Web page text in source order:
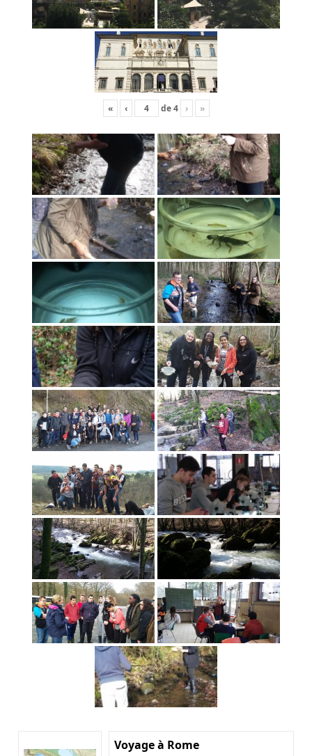
« ‹ de4 › »
Voyage à Rome